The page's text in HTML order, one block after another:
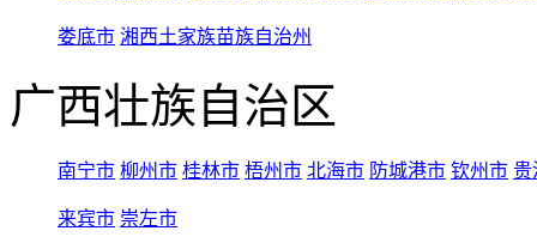
娄底市 湘西土家族苗族自治州
广西壮族自治区
南宁市 柳州市 桂林市 梧州市 北海市 防城港市 钦州市 贵
来宾市 崇左市